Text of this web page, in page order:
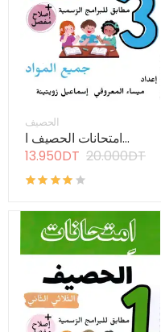
الحصيف
امتحانات الحصيف ا...
13.950DT 20.000DT